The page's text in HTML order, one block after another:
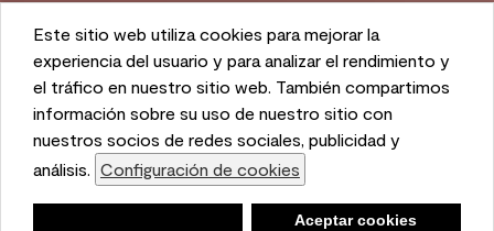
Este sitio web utiliza cookies para mejorar la
experiencia del usuario y para analizar el rendimiento y
el tráfico en nuestro sitio web. También compartimos
información sobre su uso de nuestro sitio con
nuestros socios de redes sociales, publicidad y
análisis. Configuración de cookies
Aceptar cookies
Este sitio web utiliza cookies para mejorar la
experiencia del usuario y para analizar el rendimiento y
el tráfico en nuestro sitio web. También compartimos
información sobre su uso de nuestro sitio con
nuestros socios de redes sociales, publicidad y
análisis. Configuración de cookies
Aceptar cookies
Lista de compras